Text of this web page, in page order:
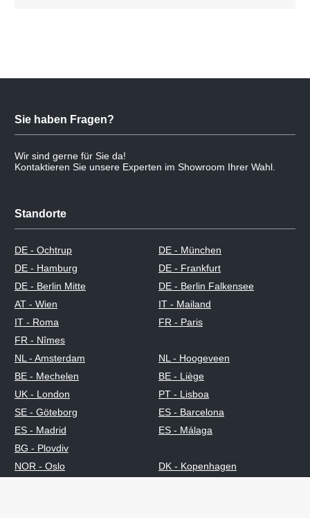
Sie haben Fragen?
Wir sind gerne für Sie da!
Kontaktieren Sie unsere Experten im Showroom Ihrer Wahl.
Standorte
DE - Ochtrup
DE - München
DE - Hamburg
DE - Frankfurt
DE - Berlin Mitte
DE - Berlin Falkensee
AT - Wien
IT - Mailand
IT - Roma
FR - Paris
FR - Nîmes
NL - Amsterdam
NL - Hoogeveen
BE - Mechelen
BE - Liège
UK - London
PT - Lisboa
SE - Göteborg
ES - Barcelona
ES - Madrid
ES - Málaga
BG - Plovdiv
NOR - Oslo
DK - Kopenhagen